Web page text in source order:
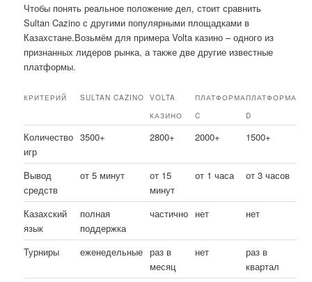
Чтобы понять реальное положение дел, стоит сравнить
Sultan Cazino с другими популярными площадками в
Казахстане.Возьмём для примера Volta казино – одного из
признанных лидеров рынка, а также две другие известные
платформы.
КРИТЕРИЙ SULTAN CAZINO
VOLTA
КАЗИНО
ПЛАТФОРМА
C
ПЛАТФОРМА
D
Количество
игр
3500+ 2800+ 2000+ 1500+
Вывод
средств
от 5 минут
от 15
минут
от 1 часа от 3 часов
Казахский
язык
полная
поддержка
частично нет нет
Турниры еженедельные раз в
месяц
нет
раз в
квартал